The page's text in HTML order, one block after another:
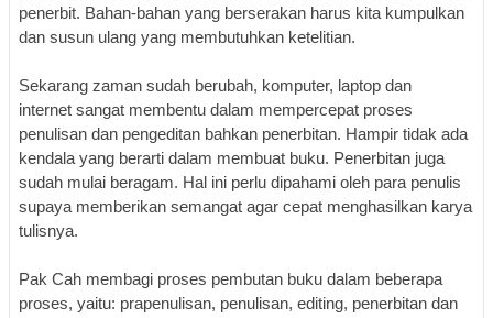
penerbit. Bahan-bahan yang berserakan harus kita kumpulkan
dan susun ulang yang membutuhkan ketelitian.
Sekarang zaman sudah berubah, komputer, laptop dan
internet sangat membentu dalam mempercepat proses
penulisan dan pengeditan bahkan penerbitan. Hampir tidak ada
kendala yang berarti dalam membuat buku. Penerbitan juga
sudah mulai beragam. Hal ini perlu dipahami oleh para penulis
supaya memberikan semangat agar cepat menghasilkan karya
tulisnya.
Pak Cah membagi proses pembutan buku dalam beberapa
proses, yaitu: prapenulisan, penulisan, editing, penerbitan dan